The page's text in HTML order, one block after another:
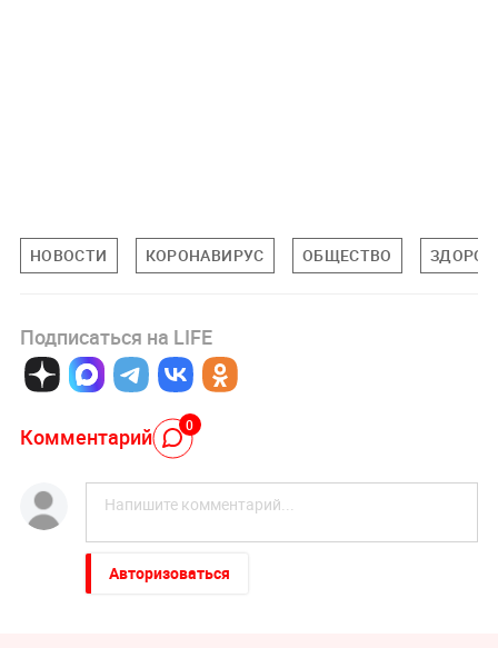
НОВОСТИ КОРОНАВИРУС ОБЩЕСТВО
Подписаться на LIFE
Комментарий 0
Авторизоваться